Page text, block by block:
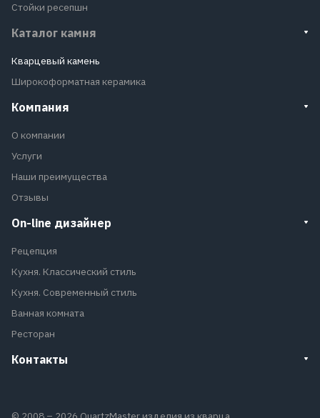
Стойки ресепшн
Каталог камня
Кварцевый камень
Широкоформатная керамика
Компания
О компании
Услуги
Наши преимущества
Отзывы
On-line дизайнер
Рецепция
Кухня. Классический стиль
Кухня. Современный стиль
Ванная комната
Ресторан
Контакты